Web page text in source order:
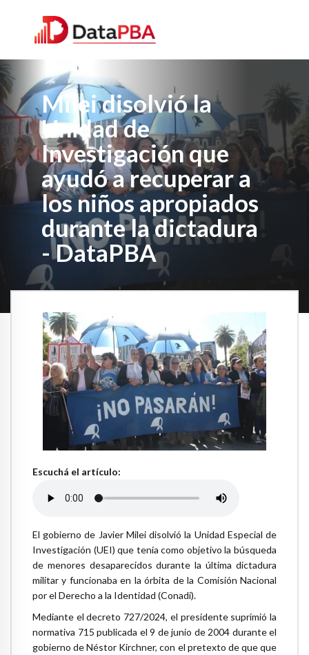
Milei disolvió la
Unidad de
Investigación que
ayudó a recuperar a
los niños apropiados
durante la dictadura
- DataPBA
Escuchá el artículo:
El gobierno de Javier Milei disolvió la Unidad Especial de
Investigación (UEI) que tenía como objetivo la búsqueda
de menores desaparecidos durante la última dictadura
militar y funcionaba en la órbita de la Comisión Nacional
por el Derecho a la Identidad (Conadi).
Mediante el decreto 727/2024, el presidente suprimió la
normativa 715 publicada el 9 de junio de 2004 durante el
gobierno de Néstor Kirchner, con el pretexto de que que